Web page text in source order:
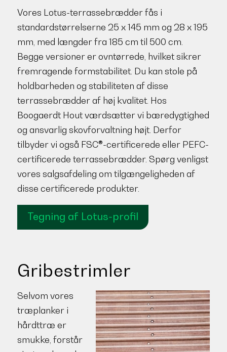
Vores Lotus-terrassebrædder fås i
standardstørrelserne 25 x 145 mm og 28 x 195
mm, med længder fra 185 cm til 500 cm.
Begge versioner er ovntørrede, hvilket sikrer
fremragende formstabilitet. Du kan stole på
holdbarheden og stabiliteten af disse
terrassebrædder af høj kvalitet. Hos
Boogaerdt Hout værdsætter vi bæredygtighed
og ansvarlig skovforvaltning højt. Derfor
tilbyder vi også FSC®-certificerede eller PEFC-
certificerede terrassebrædder. Spørg venligst
vores salgsafdeling om tilgængeligheden af
disse certificerede produkter.
Tegning af Lotus-profil
Gribestrimler
Selvom vores
træplanker i
hårdttræ er
smukke, forstår